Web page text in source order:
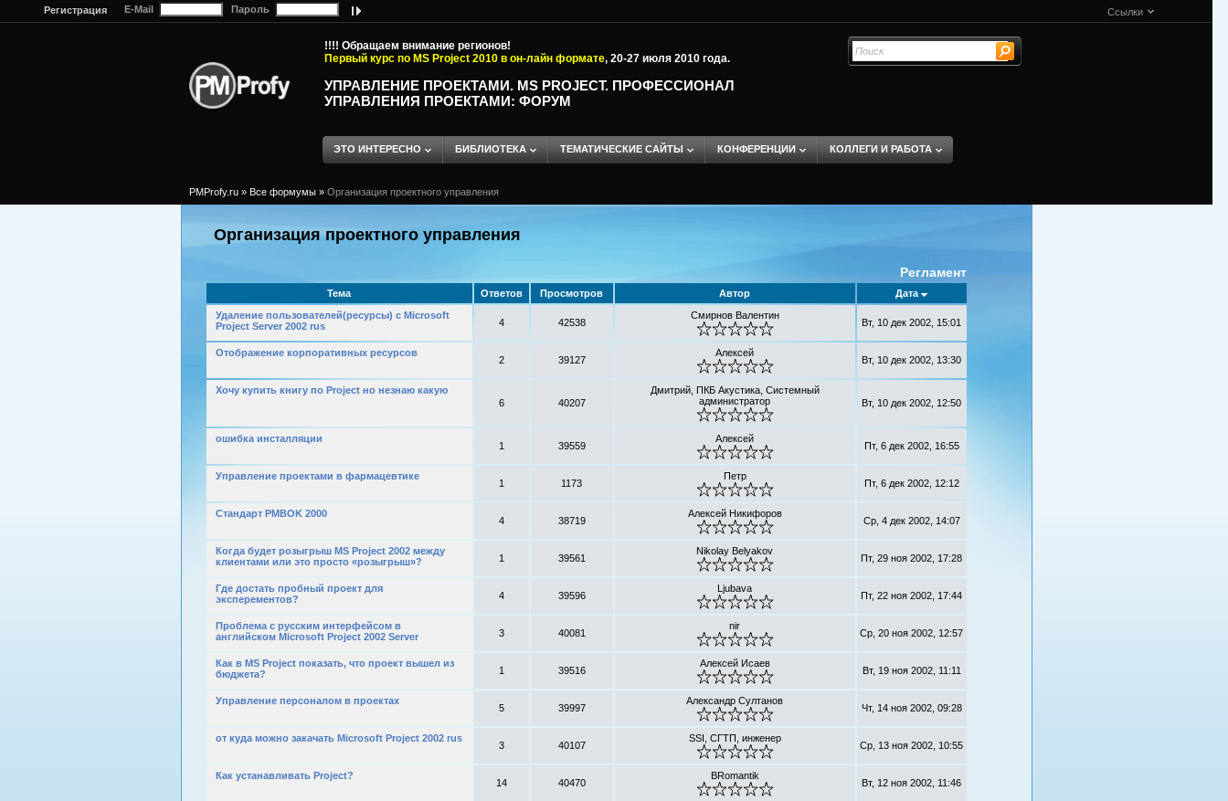
Регистрация E-Mail Пароль Ссылки
!!!! Обращаем внимание регионов!
Первый курс по MS Project 2010 в он-лайн формате, 20-27 июля 2010 года.
УПРАВЛЕНИЕ ПРОЕКТАМИ. MS PROJECT. ПРОФЕССИОНАЛ
УПРАВЛЕНИЯ ПРОЕКТАМИ: ФОРУМ
ЭТО ИНТЕРЕСНО БИБЛИОТЕКА ТЕМАТИЧЕСКИЕ САЙТЫ КОНФЕРЕНЦИИ КОЛЛЕГИ И РАБОТА
PMProfy.ru » Все формумы » Организация проектного управления
Организация проектного управления
Регламент
Тема Ответов Просмотров Автор
Дата
Удаление пользователей(ресурсы) с Microsoft
Project Server 2002 rus
4 42538
Смирнов Валентин
Вт, 10 дек 2002, 15:01
Отображение корпоративных ресурсов
2 39127
Алексей
Вт, 10 дек 2002, 13:30
Хочу купить книгу по Project но незнаю какую
6
40207
Дмитрий, ПКБ Акустика, Системный
администратор
Вт, 10 дек 2002, 12:50
ошибка инсталляции
1 39559
Алексей
Пт, 6 дек 2002, 16:55
Управление проектами в фармацевтике
1 1173
Петр
Пт, 6 дек 2002, 12:12
Стандарт PMBOK 2000
4 38719
Алексей Никифоров
Ср, 4 дек 2002, 14:07
Когда будет розыгрыш MS Project 2002 между
клиентами или это просто «розыгрыш»?
1 39561
Nikolay Belyakov
Пт, 29 ноя 2002, 17:28
Где достать пробный проект для
эксперементов?
4 39596
Ljubava
Пт, 22 ноя 2002, 17:44
Проблема с русским интерфейсом в
английском Microsoft Project 2002 Server
3 40081
nir
Ср, 20 ноя 2002, 12:57
Как в MS Project показать, что проект вышел из
бюджета?
1 39516
Алексей Исаев
Вт, 19 ноя 2002, 11:11
Управление персоналом в проектах
5 39997
Александр Султанов
Чт, 14 ноя 2002, 09:28
от куда можно закачать Microsoft Project 2002 rus
3 40107
SSI, СГТП, инженер
Ср, 13 ноя 2002, 10:55
Как устанавливать Project?
14 40470
BRomantik
Вт, 12 ноя 2002, 11:46